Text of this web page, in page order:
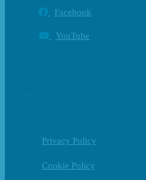
Facebook
YouTube
Privacy Policy
Cookie Policy